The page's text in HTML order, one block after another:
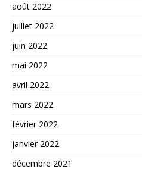
août 2022
juillet 2022
juin 2022
mai 2022
avril 2022
mars 2022
février 2022
janvier 2022
décembre 2021